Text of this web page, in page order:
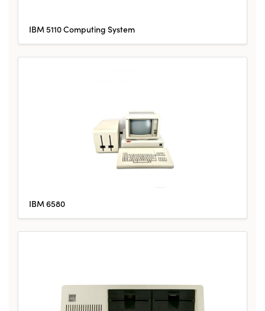
IBM 5110 Computing System
IBM 6580